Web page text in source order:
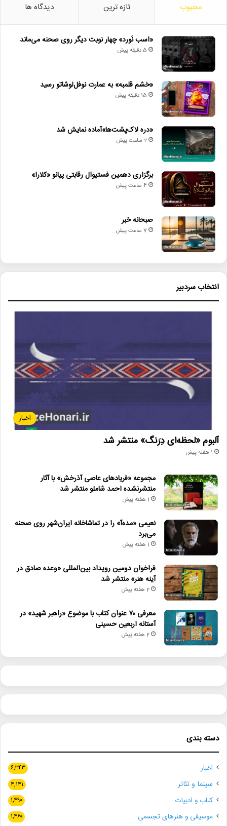
محبوب تازه ترین دیدگاه ها
«اسب نَورد» چهار نوبت دیگر روی صحنه می‌ماند
5 دقیقه پیش
«خشم قلمبه» به عمارت نوفل‌لوشاتو رسید
15 دقیقه پیش
«دره لاک‌پشت‌ها»آماده نمایش شد
2 ساعت پیش
برگزاری دهمین فستیوال رقابتی پیانو «کلارا»
4 ساعت پیش
صبحانه خبر
7 ساعت پیش
انتخاب سردبیر
اخبار
آلبوم «لحظه‌ای دِرَنگ» منتشر شد
1 هفته پیش
مجموعه «فریادهای عاصی آذرخش» با آثار
منتشرنشده احمد شاملو منتشر شد
1 هفته پیش
نعیمی «مده‌آ» را در تماشاخانه ایران‌شهر روی صحنه
می‌برد
1 هفته پیش
فراخوان دومین رویداد بین‌المللی «وعده صادق در
آینه هنر» منتشر شد
2 هفته پیش
معرفی ۷۰ عنوان کتاب با موضوع «راهبر شهید» در
آستانه اربعین حسینی
2 هفته پیش
دسته بندی
اخبار ۶,۳۴۳
سینما و تئاتر ۴,۱۴۱
کتاب و ادبیات ۱,۴۹۰
موسیقی و هنرهای تجسمی ۱,۴۶۰